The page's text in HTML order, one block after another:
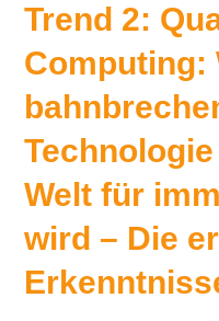
Trend 2:
Computing:
Welt für
wird – Die